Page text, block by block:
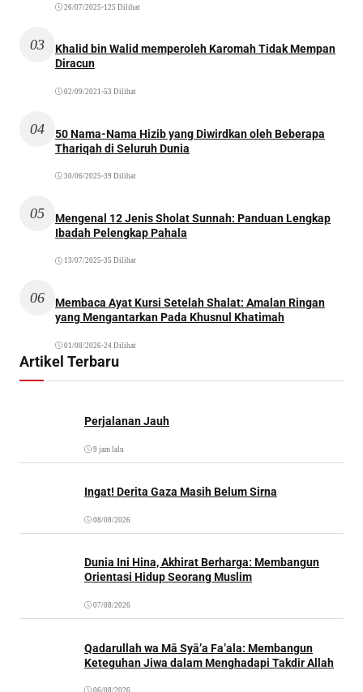
26/07/2025 •125 Dilihat
03
Khalid bin Walid memperoleh Karomah Tidak Mempan
Diracun
02/09/2021 •53 Dilihat
04
50 Nama-Nama Hizib yang Diwirdkan oleh Beberapa
Thariqah di Seluruh Dunia
30/06/2025 •39 Dilihat
05
Mengenal 12 Jenis Sholat Sunnah: Panduan Lengkap
Ibadah Pelengkap Pahala
13/07/2025 •35 Dilihat
06
Membaca Ayat Kursi Setelah Shalat: Amalan Ringan
yang Mengantarkan Pada Khusnul Khatimah
01/08/2026•24 Dilihat
Artikel Terbaru
Perjalanan Jauh
9 jam lalu
Ingat! Derita Gaza Masih Belum Sirna
08/08/2026
Dunia Ini Hina, Akhirat Berharga: Membangun
Orientasi Hidup Seorang Muslim
07/08/2026
Qadarullah wa Mā Syā’a Fa’ala: Membangun
Keteguhan Jiwa dalam Menghadapi Takdir Allah